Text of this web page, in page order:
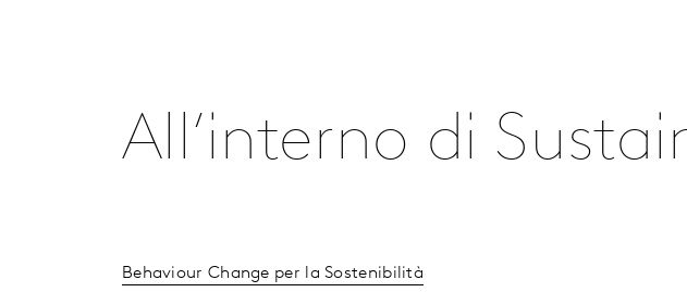
All’interno di
Behaviour Change per la Sostenibilità